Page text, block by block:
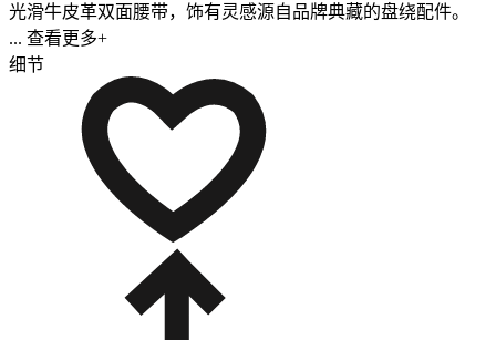
光滑牛皮革双面腰带，饰有灵感源自品牌典藏的盘绕配件。
... 查看更多+
细节